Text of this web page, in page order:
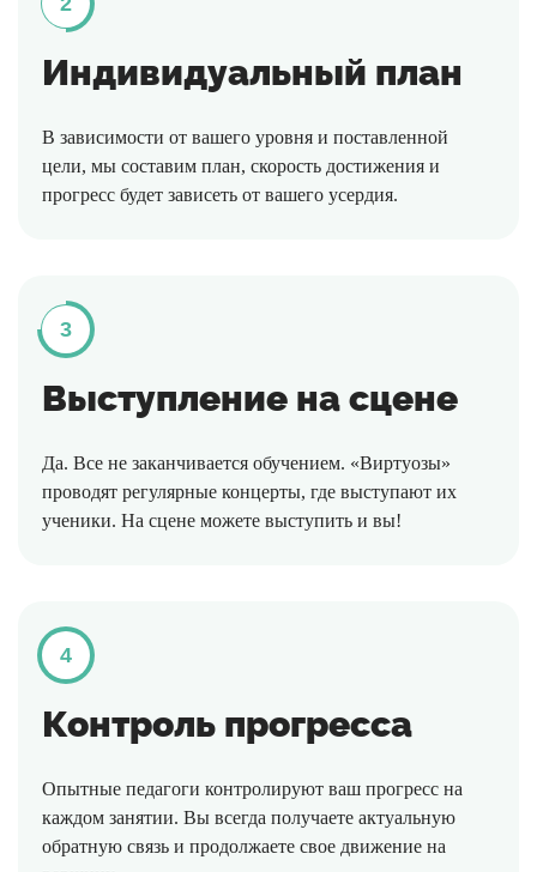
Индивидуальный план
В зависимости от вашего уровня и поставленной
цели, мы составим план, скорость достижения и
прогресс будет зависеть от вашего усердия.
3
Выступление на сцене
Да. Все не заканчивается обучением. «Виртуозы»
проводят регулярные концерты, где выступают их
ученики. На сцене можете выступить и вы!
4
Контроль прогресса
Опытные педагоги контролируют ваш прогресс на
каждом занятии. Вы всегда получаете актуальную
обратную связь и продолжаете свое движение на